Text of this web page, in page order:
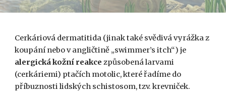
Cerkáriová dermatitida (jinak také svědivá vyrážka z
koupání nebo v angličtině „swimmer’s itch“) je
alergická kožní reakce způsobená larvami
(cerkáriemi) ptačích motolic, které řadíme do
příbuznosti lidských schistosom, tzv. krevniček.